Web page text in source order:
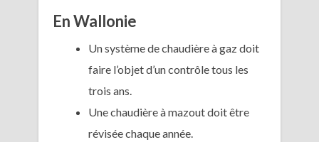
En Wallonie
Un système de chaudière à gaz doit
faire l’objet d’un contrôle tous les
trois ans.
Une chaudière à mazout doit être
révisée chaque année.